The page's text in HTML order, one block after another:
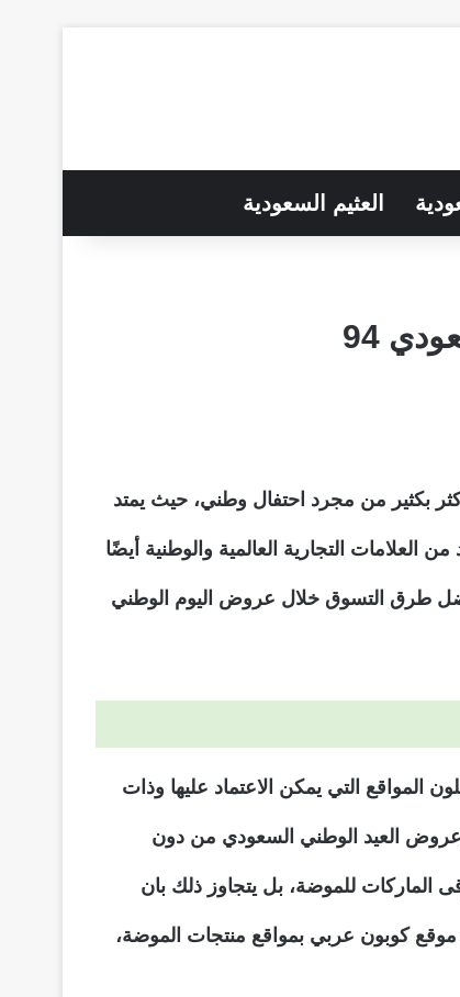
العثيم السعودية
94
بكثير من مجرد احتفال وطني، حيث يمتد
التجارية العالمية والوطنية أيضًا
طرق التسوق خلال عروض اليوم الوطني
المواقع التي يمكن الاعتماد عليها وذات
وعروض العيد الوطني السعودي من دون
الماركات للموضة، بل يتجاوز ذلك بان
كوبون عربي بمواقع منتجات الموضة،